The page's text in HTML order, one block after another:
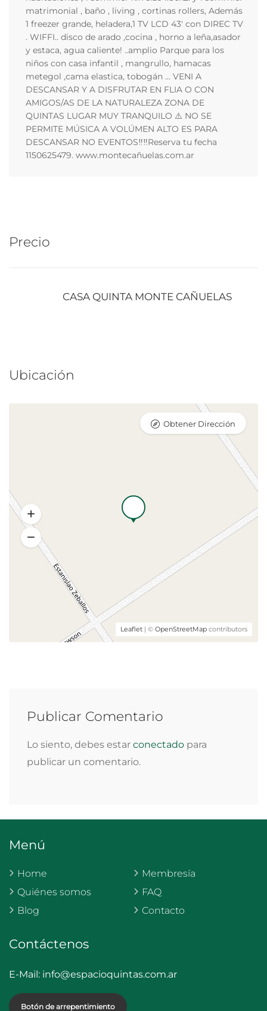
matrimonial , baño , living , cortinas rollers, Además
1 freezer grande, heladera,1 TV LCD 43' con DIREC TV
. WIFFI.. disco de arado ,cocina , horno a leña,asador
y estaca, agua caliente! ..amplio Parque para los
niños con casa infantil , mangrullo, hamacas
metegol ,cama elastica, tobogán ... VENI A
DESCANSAR Y A DISFRUTAR EN FLIA O CON
AMIGOS/AS DE LA NATURALEZA ZONA DE
QUINTAS LUGAR MUY TRANQUILO ⚠️ NO SE
PERMITE MÚSICA A VOLÚMEN ALTO ES PARA
DESCANSAR NO EVENTOS‼️‼️Reserva tu fecha
1150625479. www.montecañuelas.com.ar
Precio
CASA QUINTA MONTE CAÑUELAS
Ubicación
Leaflet | © OpenStreetMap contributors
Obtener Dirección
Publicar Comentario
Lo siento, debes estar conectado para
publicar un comentario.
Menú
Home
Quiénes somos
Blog
Membresía
FAQ
Contacto
Contáctenos
E-Mail: info@espacioquintas.com.ar
Botón de arrepentimiento